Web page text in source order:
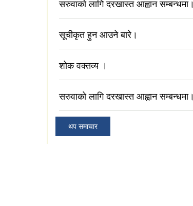
सरुवाको लागि दरखास्त आह्वान सम्बन्धमा।
सूचीकृत हुन आउने बारे।
शोक वक्तव्य ।
सरुवाको लागि दरखास्त आह्वान सम्बन्धमा।
थप समाचार